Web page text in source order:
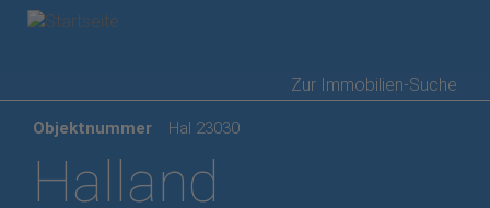
zum
Inhalt
Zur Immobilien-Suche
Objektnummer Hal 23030
Halland